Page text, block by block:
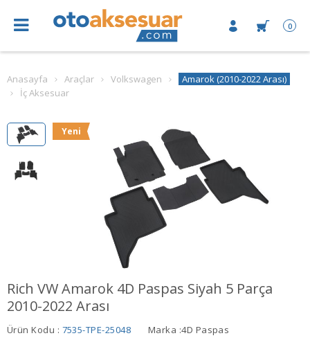
0
Anasayfa Araçlar Volkswagen
Amarok (2010-2022 Arası)
İç Aksesuar
Yeni
Rich VW Amarok 4D Paspas Siyah 5 Parça
2010-2022 Arası
Ürün Kodu : 7535-TPE-25048 Marka :4D Paspas